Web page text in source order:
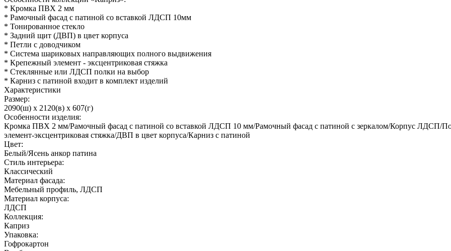
* Кромка ПВХ 2 мм
* Рамочный фасад с патиной со вставкой ЛДСП 10мм
* Тонированное стекло
* Задний щит (ДВП) в цвет корпуса
* Петли с доводчиком
* Система шариковых направляющих полного выдвижения
* Крепежный элемент - эксцентриковая стяжка
* Стеклянные или ЛДСП полки на выбор
* Карниз с патиной входит в комплект изделий
Характеристики
Размер:
2090(ш) x 2120(в) x 607(г)
Особенности изделия:
Кромка ПВХ 2 мм/Рамочный фасад с патиной со вставкой ЛДСП 10 мм/Рамочный фасад с патиной с зеркалом/Корпус ЛДСП/
элемент-эксцентриковая стяжка/ДВП в цвет корпуса/Карниз с патиной
Цвет:
Белый/Ясень анкор патина
Стиль интерьера:
Классический
Материал фасада:
Мебельный профиль, ЛДСП
Материал корпуса:
ЛДСП
Коллекция:
Каприз
Упаковка:
Гофрокартон